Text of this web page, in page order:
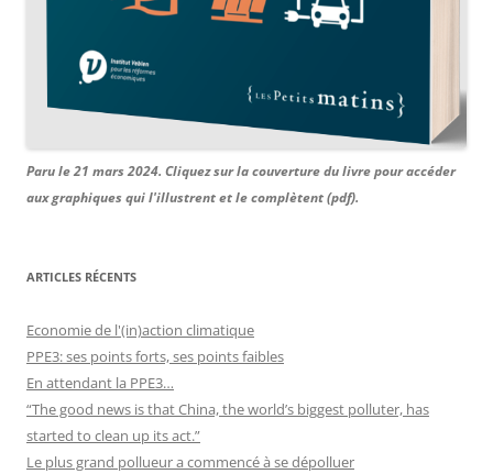
Paru le 21 mars 2024. Cliquez sur la couverture du livre pour accéder
aux graphiques qui l'illustrent et le complètent (pdf).
ARTICLES RÉCENTS
Economie de l'(in)action climatique
PPE3: ses points forts, ses points faibles
En attendant la PPE3…
“The good news is that China, the world’s biggest polluter, has
started to clean up its act.”
Le plus grand pollueur a commencé à se dépolluer